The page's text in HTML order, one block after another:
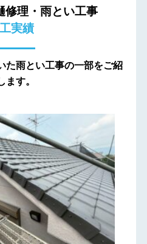
修理・雨とい工事
実績
た雨とい工事の一部をご紹
ます。